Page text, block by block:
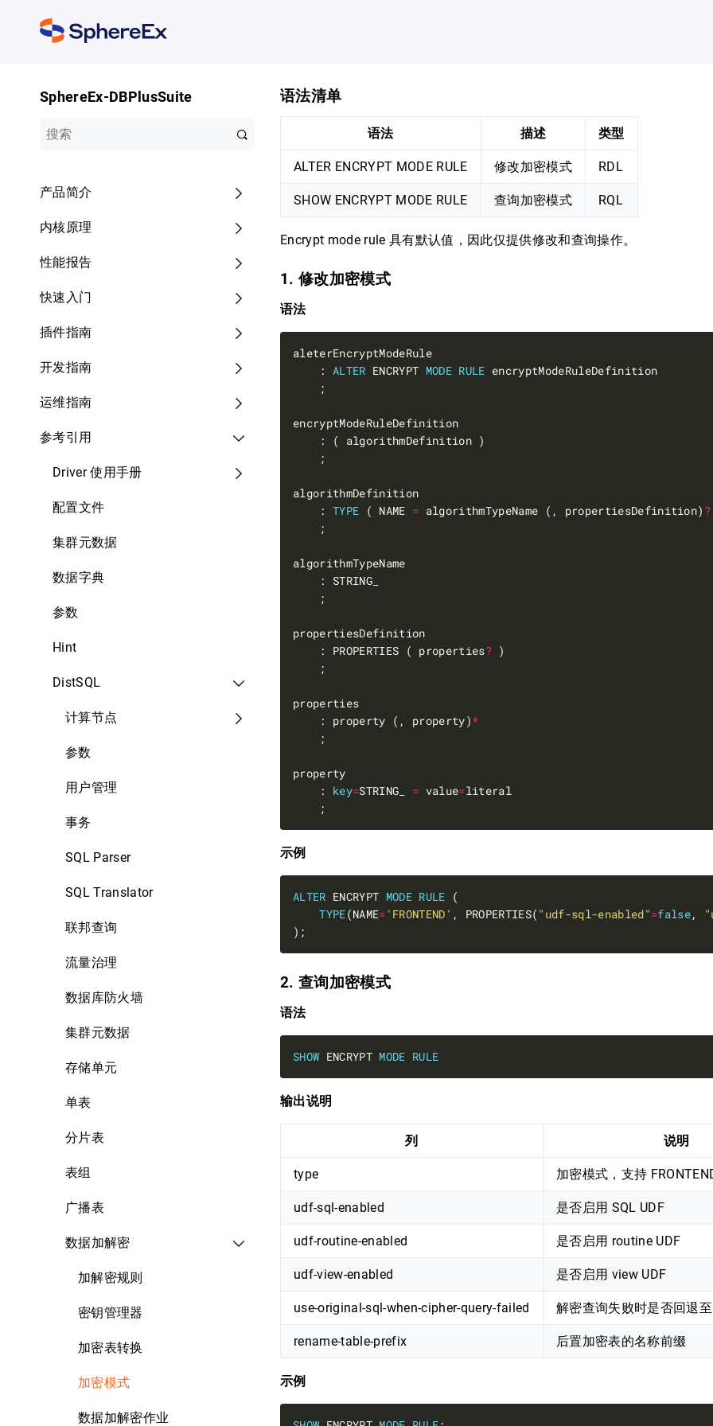
SphereEx-DBPlusSuite
产品简介
内核原理
性能报告
快速入门
插件指南
开发指南
运维指南
参考引用
Driver 使用手册
配置文件
集群元数据
数据字典
参数
Hint
DistSQL
计算节点
参数
用户管理
事务
SQL Parser
SQL Translator
联邦查询
流量治理
数据库防火墙
集群元数据
存储单元
单表
分片表
表组
广播表
数据加解密
加解密规则
密钥管理器
加密表转换
加密模式
数据加解密作业
语法清单
语法 描述 类型
ALTER ENCRYPT MODE RULE 修改加密模式 RDL
SHOW ENCRYPT MODE RULE 查询加密模式 RQL
Encrypt mode rule 具有默认值，因此仅提供修改和查询操作。
1. 修改加密模式
语法
aleterEncryptModeRule
    :
ALTER ENCRYPT MODE RULE
    :
TYPE ( NAME = algorithmTypeName (, propertiesDefinition) ?
    : PROPERTIES ( properties
?
    : property (, property)
*
    :
key=STRING_ = value=
literal
示例
ALTER ENCRYPT MODE RULE
TYPE(NAME= 'FRONTEND' , PROPERTIES( "udf-sql-enabled"=false,
2. 查询加密模式
语法
SHOW ENCRYPT MODE RULE
输出说明
列 说明
type 加密模式，支持
udf-sql-enabled 是否启用 SQL UDF
udf-routine-enabled 是否启用 routine UDF
udf-view-enabled 是否启用 view UDF
use-original-sql-when-cipher-query-failed 解密查询失败时是否回退
rename-table-prefix 后置加密表的名称前缀
示例